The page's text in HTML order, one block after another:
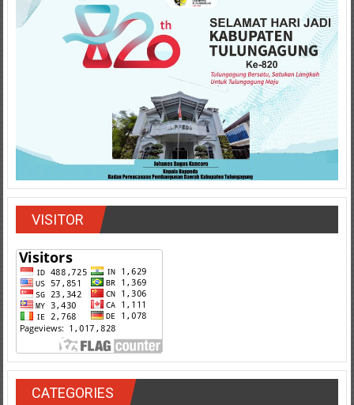
VISITOR
CATEGORIES